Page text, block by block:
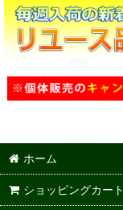
ホーム
ショッピングカート